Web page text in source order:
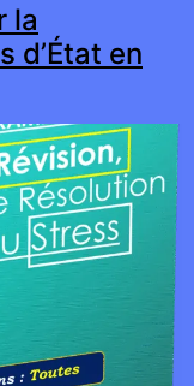
la
d’État en